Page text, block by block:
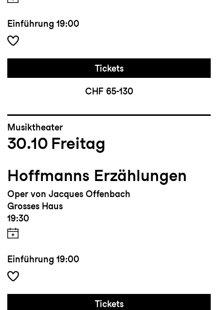
Einführung 19:00
Tickets
CHF 65-130
Musiktheater
30.10 Freitag
Hoffmanns Erzählungen
Oper von Jacques Offenbach
Grosses Haus
19:30
Einführung 19:00
Tickets